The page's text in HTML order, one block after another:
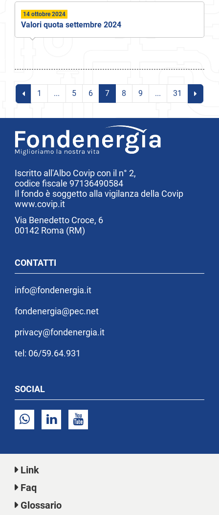
14 ottobre 2024
Valori quota settembre 2024
1 ... 5 6 7 8 9 ... 31
Iscritto all'Albo Covip con il n° 2,
codice fiscale 97136490584
Il fondo è soggetto alla vigilanza della Covip
www.covip.it
Via Benedetto Croce, 6
00142 Roma (RM)
CONTATTI
info@fondenergia.it
fondenergia@pec.net
privacy@fondenergia.it
tel: 06/59.64.931
SOCIAL
Link
Faq
Glossario